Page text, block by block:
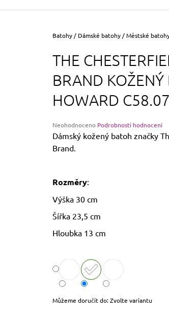
Domů
Batohy / Dámské batohy /Městské
THE
BRAND KOŽENÝ
HOWARD
Průměrné
hodnocení
produktu
je
5
Neohodnoceno Podrobnosti hodnocení
Dámský kožený batoh značky
Brand.
Rozměry:
Výška 30 cm
Šířka 23,5 cm
Hloubka 13 cm
Můžeme doručit do:Zvolte variantu